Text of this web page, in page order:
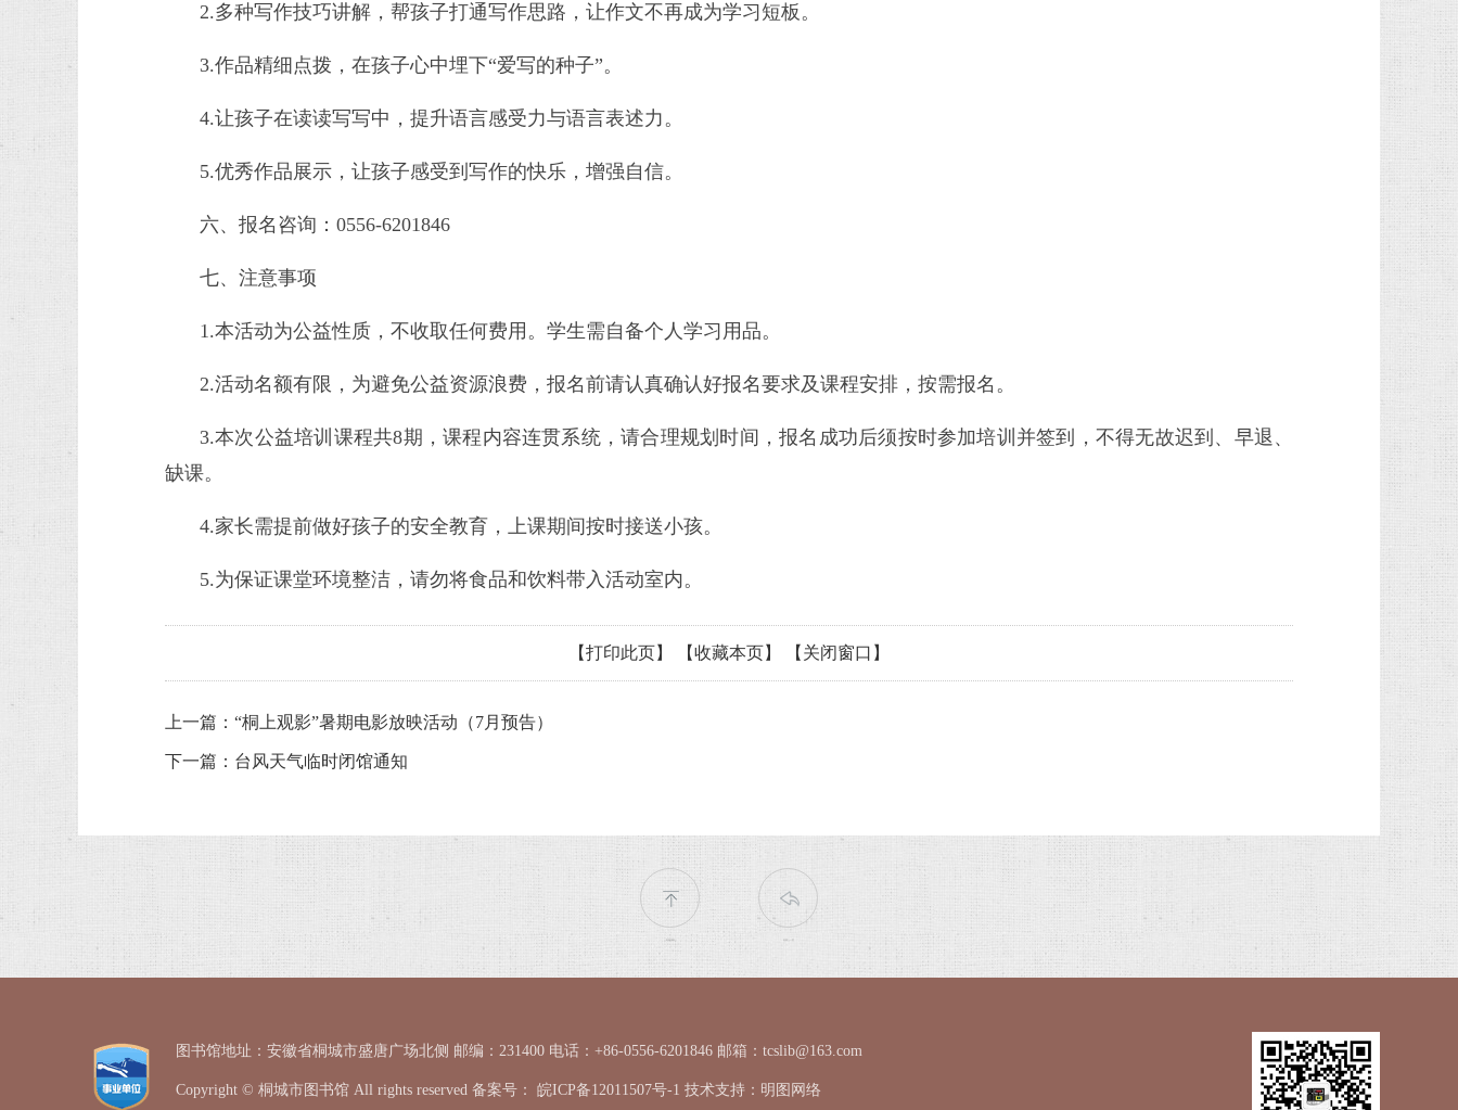
2.多种写作技巧讲解，帮孩子打通写作思路，让作文不再成为学习短板。
3.作品精细点拨，在孩子心中埋下“爱写的种子”。
4.让孩子在读读写写中，提升语言感受力与语言表述力。
5.优秀作品展示，让孩子感受到写作的快乐，增强自信。
六、报名咨询：0556-6201846
七、注意事项
1.本活动为公益性质，不收取任何费用。学生需自备个人学习用品。
2.活动名额有限，为避免公益资源浪费，报名前请认真确认好报名要求及课程安排，按需报名。
3.本次公益培训课程共8期，课程内容连贯系统，请合理规划时间，报名成功后须按时参加培训并签到，不得无故迟到、早退、
缺课。
4.家长需提前做好孩子的安全教育，上课期间按时接送小孩。
5.为保证课堂环境整洁，请勿将食品和饮料带入活动室内。
【打印此页】 【收藏本页】 【关闭窗口】
上一篇： “桐上观影”暑期电影放映活动（7月预告）
下一篇： 台风天气临时闭馆通知
图书馆地址：安徽省桐城市盛唐广场北侧 邮编：231400 电话：+86-0556-6201846 邮箱：tcslib@163.com
Copyright © 桐城市图书馆 All rights reserved 备案号： 皖ICP备12011507号-1 技术支持： 明图网络